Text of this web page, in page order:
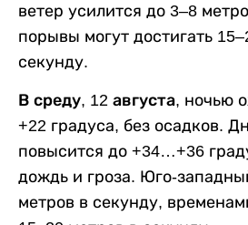
ветер усилится до 3–8
порывы могут достигать
секунду.
В среду, 12 августа, ночью
+22 градуса, без осадков.
повысится до +34…+36
дождь и гроза. Юго-
метров в секунду,